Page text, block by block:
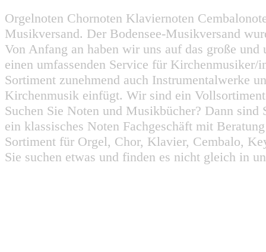
Orgelnoten Chornoten Klaviernoten
Musikversand. Der Bodensee-Musikversand
Von Anfang an haben wir uns auf das große
einen umfassenden Service für
Sortiment zunehmend auch Instrumentalwerke
Kirchenmusik einfügt. Wir sind ein
Suchen Sie Noten und Musikbücher? Dann
ein klassisches Noten Fachgeschäft mit
Sortiment für Orgel, Chor, Klavier, Cembalo,
Sie suchen etwas und finden es nicht gleich in